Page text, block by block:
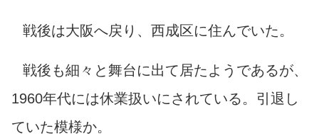
戦後は大阪へ戻り、西成区に住んでいた。
戦後も細々と舞台に出て居たようであるが、
1960年代には休業扱いにされている。引退し
ていた模様か。